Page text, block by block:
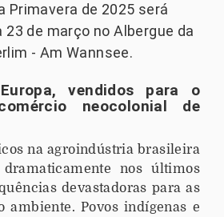
Primavera de 2025 será
23 de março no Albergue da
- Am Wannsee.
vendidos para o
neocolonial de
na agroindústria brasileira
nos últimos
devastadoras para as
ambiente. Povos indígenas e